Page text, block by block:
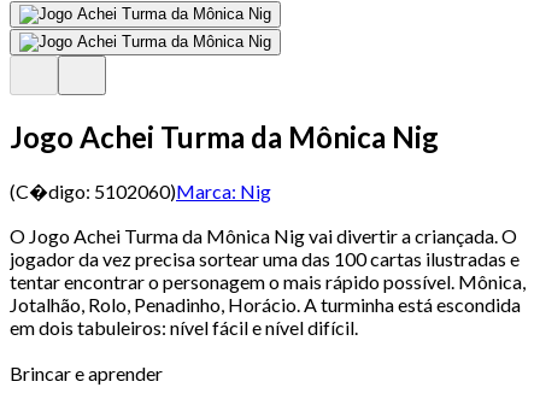
Jogo Achei Turma da Mônica Nig
(C�digo: 5102060)Marca: Nig
O Jogo Achei Turma da Mônica Nig vai divertir a criançada. O
jogador da vez precisa sortear uma das 100 cartas ilustradas e
tentar encontrar o personagem o mais rápido possível. Mônica,
Jotalhão, Rolo, Penadinho, Horácio. A turminha está escondida
em dois tabuleiros: nível fácil e nível difícil.
Brincar e aprender